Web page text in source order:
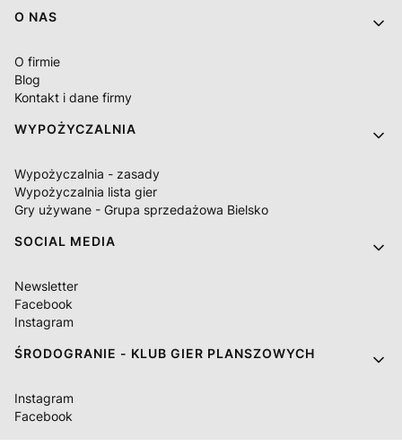
O NAS
O firmie
Blog
Kontakt i dane firmy
WYPOŻYCZALNIA
Wypożyczalnia - zasady
Wypożyczalnia lista gier
Gry używane - Grupa sprzedażowa Bielsko
SOCIAL MEDIA
Newsletter
Facebook
Instagram
ŚRODOGRANIE - KLUB GIER PLANSZOWYCH
Instagram
Facebook